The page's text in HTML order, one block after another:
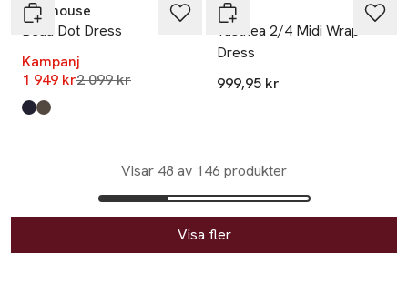
Newhouse
Beau Dot Dress
Kampanj
1 949 krLägsta pris 30 dagar
2 099 kr
Produkten finns i färgerna:
marinblå
brun,
YAS
Yasthea 2/4 Midi Wrap
Dress
999,95 kr
Visar 48 av 146 produkter
Visa fler